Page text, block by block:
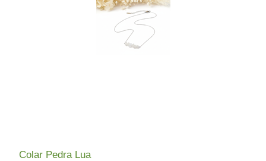
Colar Pedra Lua